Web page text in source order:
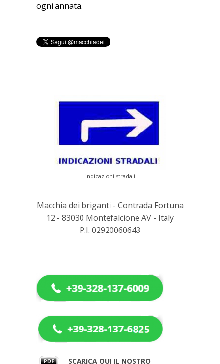
ogni annata.
indicazioni stradali
Macchia dei briganti - Contrada Fortuna
12 - 83030 Montefalcione AV - Italy
P.I. 02920060643
SCARICA QUI IL NOSTRO